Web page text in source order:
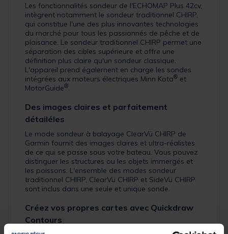
Les fonctionnalités sondeur de l'ECHOMAP Plus 42cv,
intègrent notamment le sondeur traditionnel CHIRP,
qui constitue l'une des plus innovantes technologies
du marché pour tous les passionnés de pêche et de
plaisance. Le sondeur traditionnel CHIRP permet une
séparation des cibles supérieure et offre une
définition plus claire qu'un sondeur classique.
L'appareil prend également en charge les sondes
intégrées aux moteurs électriques Minn Kota® et
MotorGuide®.
Des images claires et parfaitement
détailéles
Le mode sondeur à balayage ClearVü CHIRP de
Garmin fournit des images claires et ultra-réalistes
de ce qui se passe sous votre bateau. Vous pouvez
distinguer les structures ou les objets immergés et
les poissons. L'ensemble des modes sondeur
traditionnel CHIRP, ClearVü CHIRP et SideVü CHIRP
sont inclus dans une seule et unique sonde.
Créez vos propres cartes avec Quickdraw
Contours